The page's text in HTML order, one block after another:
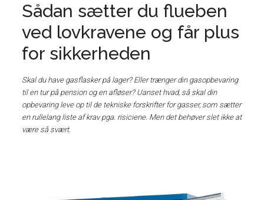
Sådan sætter du flueben
ved lovkravene og får plus
for sikkerheden
Skal du have gasflasker på lager? Eller trænger din gasopbevaring
til en tur på pension og en afløser? Uanset hvad, så skal din
opbevaring leve op til de tekniske forskrifter for gasser, som sætter
en rullelang liste af krav pga. risiciene. Men det behøver slet ikke at
være så svært.